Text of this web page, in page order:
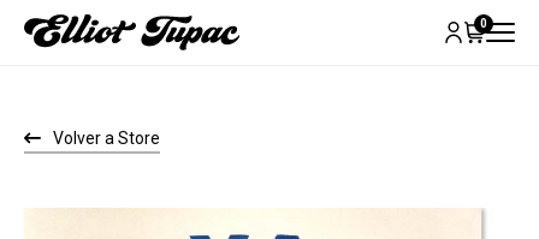
0
Volver a Store